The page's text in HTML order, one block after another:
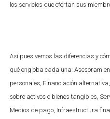
los servicios que ofertan sus
Así pues vemos las diferencias y
qué engloba cada una:
personales, Financiación
sobre activos o bienes tangibles,
Medios de pago, Infraestructura